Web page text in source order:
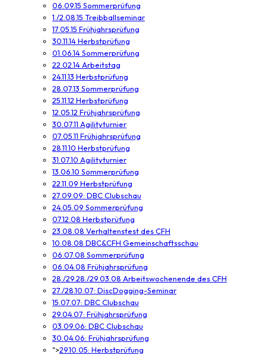
06.09.15 Sommerprüfung
1./2.08.15 Treibballseminar
17.05.15 Frühjahrsprüfung
30.11.14 Herbstprüfung
01.06.14 Sommerprüfung
22.02.14 Arbeitstag
24.11.13 Herbstprüfung
28.07.13 Sommerprüfung
25.11.12 Herbstprüfung
12.05.12 Frühjahrsprüfung
30.07.11 Agilityturnier
07.05.11 Frühjahrsprüfung
28.11.10 Herbstprüfung
31.07.10 Agilityturnier
13.06.10 Sommerprüfung
22.11.09 Herbstprüfung
27.09.09: DBC Clubschau
24.05.09 Sommerprüfung
07.12.08 Herbstprüfung
23.08.08 Verhaltenstest des CFH
10.08.08 DBC&CFH Gemeinschaftsschau
06.07.08 Sommerprüfung
06.04.08 Frühjahrsprüfung
28./29.28./29.03.08 Arbeitswochenende des CFH
27./28.10.07: DiscDogging-Seminar
15.07.07: DBC Clubschau
29.04.07: Frühjahrsprüfung
03.09.06: DBC Clubschau
30.04.06: Frühjahrsprüfung
">29.10.05: Herbstprüfung